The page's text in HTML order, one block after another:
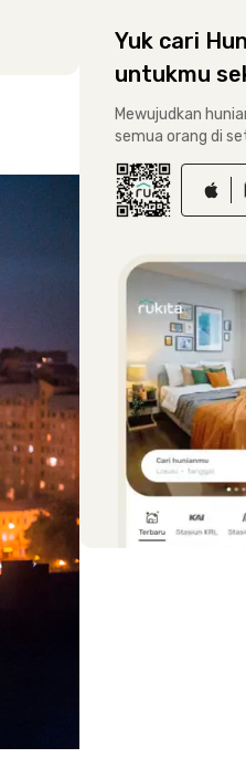
Yuk cari
untukmu
Mewujudkan
semua orang di